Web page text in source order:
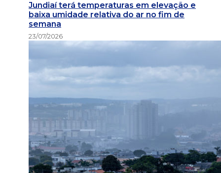
Jundiaí terá temperaturas em elevação e
baixa umidade relativa do ar no fim de
semana
23/07/2026